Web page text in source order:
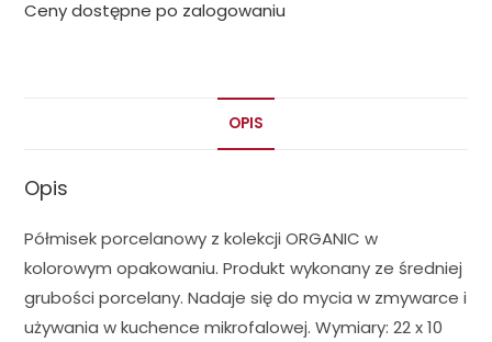
Ceny dostępne po zalogowaniu
OPIS
Opis
Półmisek porcelanowy z kolekcji ORGANIC w
kolorowym opakowaniu. Produkt wykonany ze średniej
grubości porcelany. Nadaje się do mycia w zmywarce i
używania w kuchence mikrofalowej. Wymiary: 22 x 10